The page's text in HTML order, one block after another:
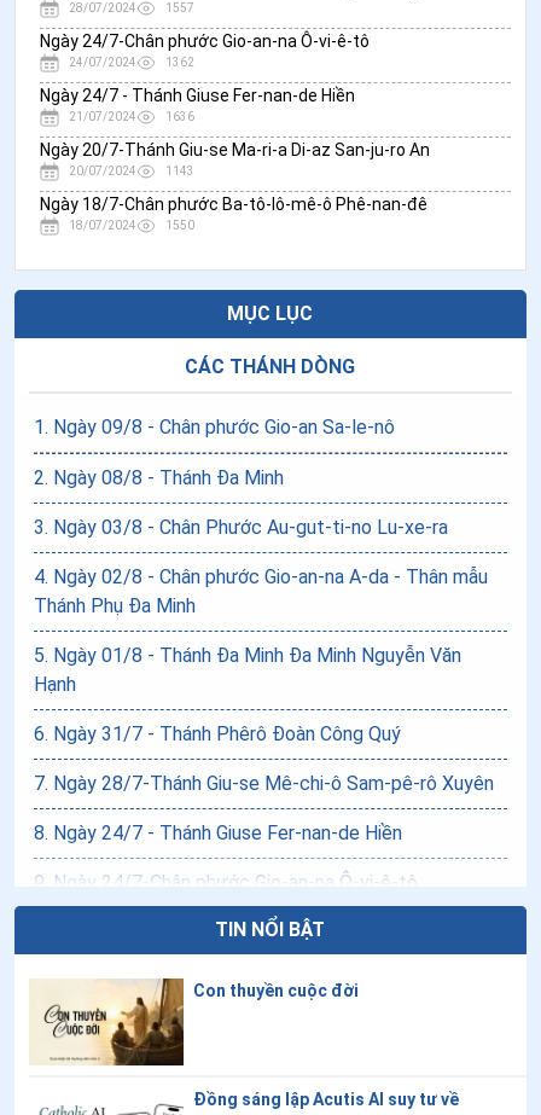
28/07/2024 1557
Ngày 24/7-Chân phước Gio-an-na Ô-vi-ê-tô
24/07/2024 1362
Ngày 24/7 - Thánh Giuse Fer-nan-de Hiền
21/07/2024 1636
Ngày 20/7-Thánh Giu-se Ma-ri-a Di-az San-ju-ro An
20/07/2024 1143
Ngày 18/7-Chân phước Ba-tô-lô-mê-ô Phê-nan-đê
18/07/2024 1550
MỤC LỤC
CÁC THÁNH DÒNG
1. Ngày 09/8 - Chân phước Gio-an Sa-le-nô
2. Ngày 08/8 - Thánh Đa Minh
3. Ngày 03/8 - Chân Phước Au-gut-ti-no Lu-xe-ra
4. Ngày 02/8 - Chân phước Gio-an-na A-da - Thân mẫu
Thánh Phụ Đa Minh
5. Ngày 01/8 - Thánh Đa Minh Đa Minh Nguyễn Văn
Hạnh
6. Ngày 31/7 - Thánh Phêrô Đoàn Công Quý
7. Ngày 28/7-Thánh Giu-se Mê-chi-ô Sam-pê-rô Xuyên
8. Ngày 24/7 - Thánh Giuse Fer-nan-de Hiền
9 Ngày 24/7-Chân phước Gio-an-na Ô-vi-ê-tô
Ngày 20/7-Thánh Giu-se Ma-ri-a Di-az San-ju-ro An
11.Ngày 18/7-Chân phước Ba-tô-lô-mê-ô Phê-nan-đê
12.Ngày 17/7 - Chân phước Xét-Lao
TIN NỔI BẬT
Con thuyền cuộc đời
Đồng sáng lập Acutis AI suy tư về